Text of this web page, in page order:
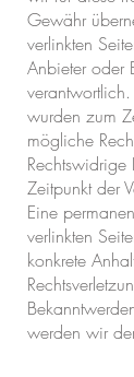
Gewähr
verlinkten
Anbieter oder
wurden zum
mögliche
Zeitpunkt der
Eine
verlinkten
konkrete
werden wir